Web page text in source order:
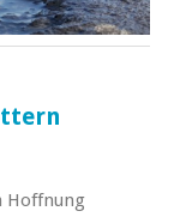
Hoffnung